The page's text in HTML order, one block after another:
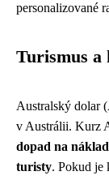
personalizované
Turismus a
Australský dolar
v Austrálii. Kurz
dopad na
turisty. Pokud je